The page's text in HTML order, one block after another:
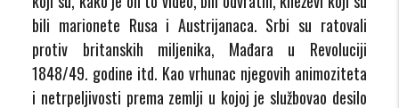
bili marionete Rusa i Austrijanaca. Srbi su ratovali
protiv britanskih miljenika, Mađara u Revoluciji
1848/49. godine itd. Kao vrhunac njegovih animoziteta
i netrpeljivosti prema zemlji u kojoj je službovao desilo